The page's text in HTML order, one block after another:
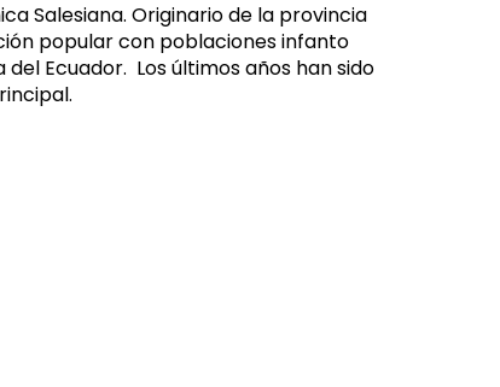
Salesiana. Originario de la provincia
popular con poblaciones infanto
Ecuador. Los últimos años han sido